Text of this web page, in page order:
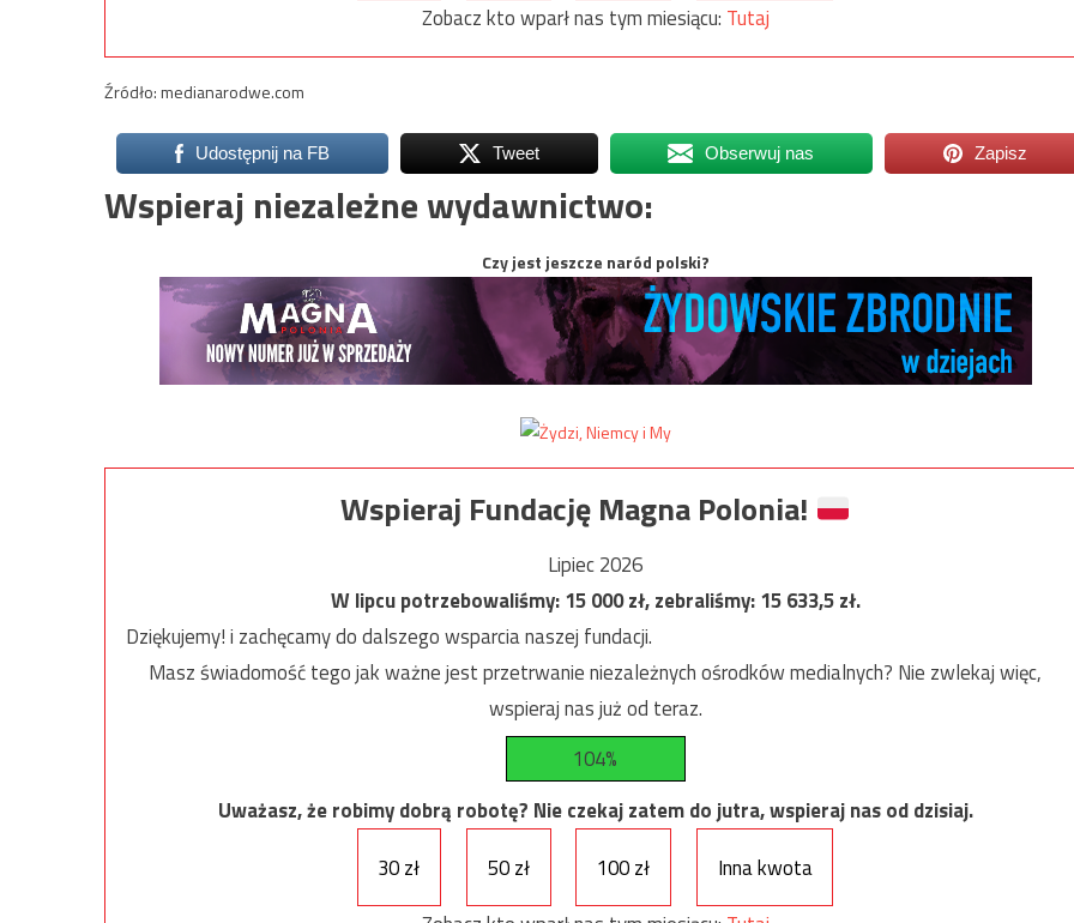
Zobacz kto wparł nas tym miesiącu: Tutaj
Źródło: medianarodwe.com
Udostępnij na FB Tweet Obserwuj nas Zapisz
Wspieraj niezależne wydawnictwo:
Czy jest jeszcze naród polski?
Wspieraj Fundację Magna Polonia!
Lipiec 2026
W lipcu potrzebowaliśmy:15 000zł, zebraliśmy:15 633,5zł.
Dziękujemy! i zachęcamy do dalszego wsparcia naszej fundacji.
Masz świadomość tego jak ważne jest przetrwanie niezależnych ośrodków medialnych? Nie zwlekaj więc,
wspieraj nas już od teraz.
104%
Uważasz, że robimy dobrą robotę? Nie czekaj zatem do jutra, wspieraj nas od dzisiaj.
30 zł
50 zł 100 zł
Inna kwota